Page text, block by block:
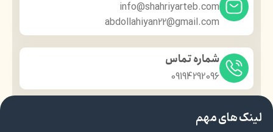
info@shahriyarteb.com
abdollahiyan22@gmail.com
شماره تماس
09194292096
لینک های مهم